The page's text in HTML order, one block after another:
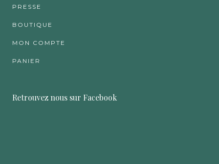
PRESSE
BOUTIQUE
MON COMPTE
PANIER
Retrouvez nous sur Facebook